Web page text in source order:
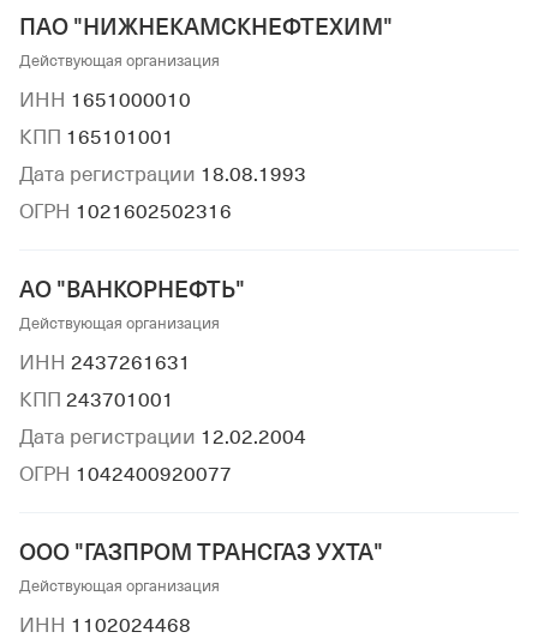
ПАО "НИЖНЕКАМСКНЕФТЕХИМ"
Действующая организация
ИНН 1651000010
КПП 165101001
Дата регистрации 18.08.1993
ОГРН 1021602502316
АО "ВАНКОРНЕФТЬ"
Действующая организация
ИНН 2437261631
КПП 243701001
Дата регистрации 12.02.2004
ОГРН 1042400920077
ООО "ГАЗПРОМ ТРАНСГАЗ УХТА"
Действующая организация
ИНН 1102024468